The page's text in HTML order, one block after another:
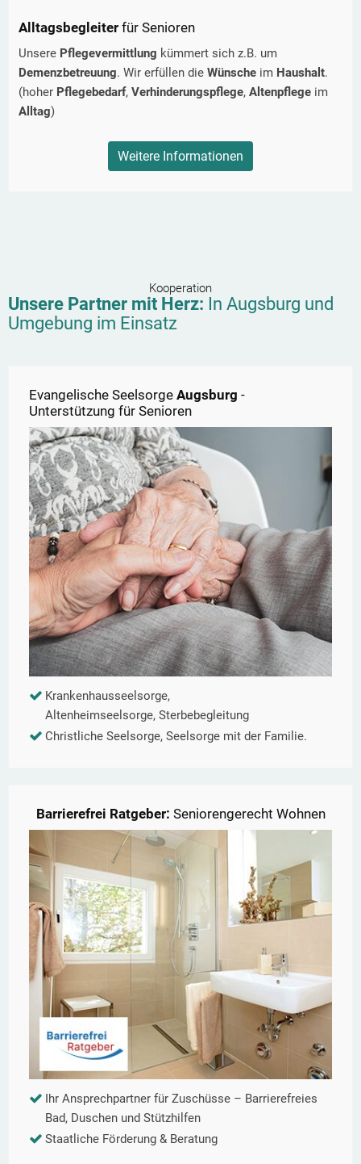
Alltagsbegleiter für Senioren
Unsere Pflegevermittlung kümmert sich z.B. um
Demenzbetreuung. Wir erfüllen die Wünsche im Haushalt.
(hoher Pflegebedarf, Verhinderungspflege, Altenpflege im
Alltag)
Weitere Informationen
Kooperation
Unsere Partner mit Herz: In Augsburg und
Umgebung im Einsatz
Evangelische Seelsorge Augsburg -
Unterstützung für Senioren
Krankenhausseelsorge,
Altenheimseelsorge, Sterbebegleitung
Christliche Seelsorge, Seelsorge mit der Familie.
Barrierefrei Ratgeber: Seniorengerecht Wohnen
Ihr Ansprechpartner für Zuschüsse – Barrierefreies
Bad, Duschen und Stützhilfen
Staatliche Förderung & Beratung